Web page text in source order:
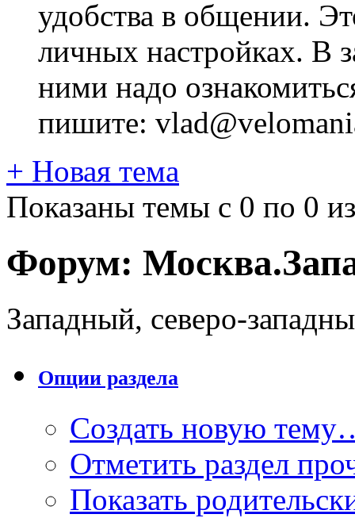
удобства в общении.
личных настройках. В
ними надо
пишите:
+ Новая тема
Показаны темы с 0 по 0
Форум:
Западный, северо-
Опции раздела
Создать новую
Отметить раздел
Показать